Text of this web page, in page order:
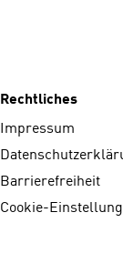
Rechtliches
Impressum
Barrierefreiheit
Cookie-